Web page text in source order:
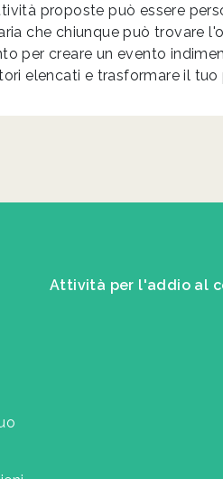
proposte può essere
che chiunque può trovare
per creare un evento
elencati e trasformare il tuo
Attività per l'addio al